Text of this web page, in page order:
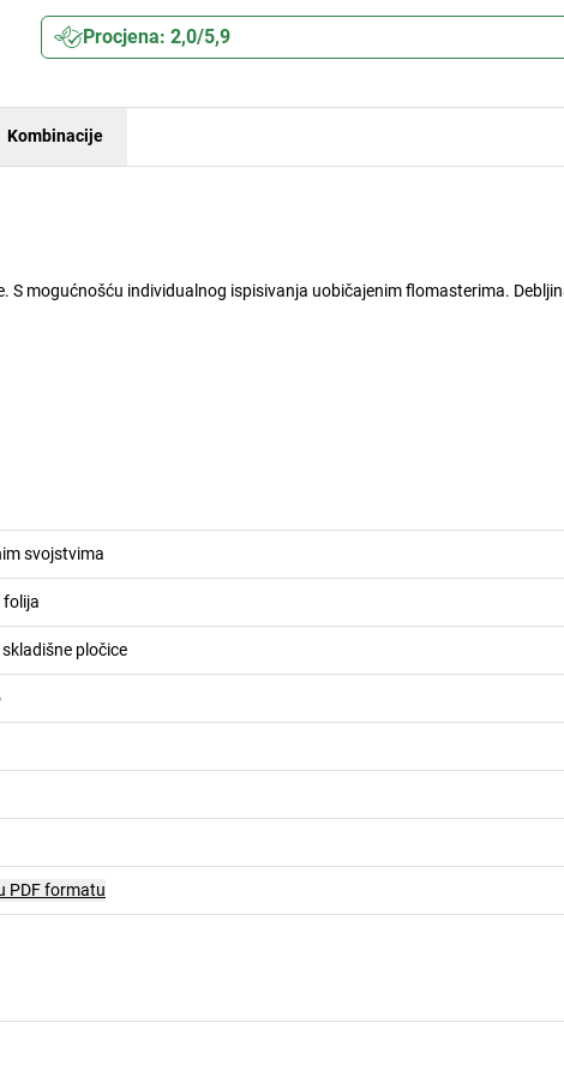
Procjena: 2,0/5,9
Kombinacije
S mogućnošću individualnog ispisivanja uobičajenim flomasterima.
svojstvima
folija
pločice
PDF formatu